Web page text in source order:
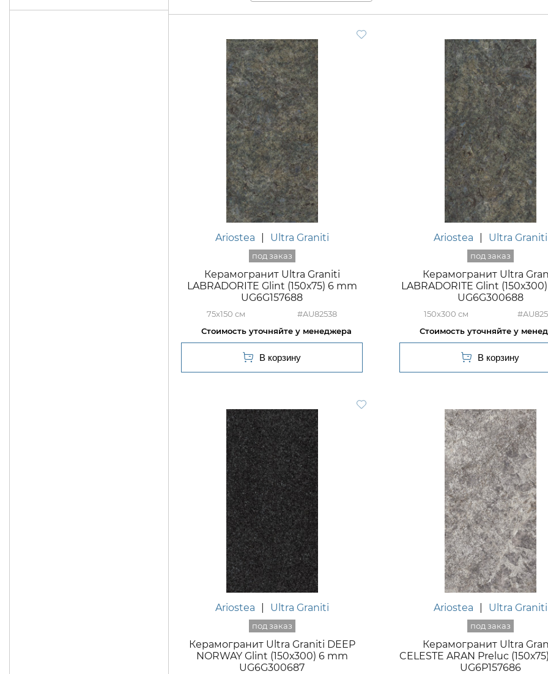
Ariostea Ultra Graniti
Керамогранит Ultra Graniti
LABRADORITE Glint (150х75) 6 mm
UG6G157688
75x150 #AU82538
Ariostea Ultra Graniti
Керамогранит Ultra
LABRADORITE Glint
UG6G300688
150x300
Ariostea Ultra Graniti
Керамогранит Ultra Graniti DEEP
NORWAY Glint (150х300) 6 mm
UG6G300687
Ariostea Ultra Graniti
Керамогранит Ultra
CELESTE ARAN Preluc
UG6P157686